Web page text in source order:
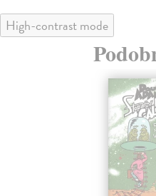
High-contrast mode